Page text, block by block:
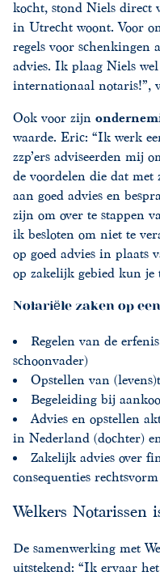
kocht, stond Niels direct
in Utrecht woont. Voor
regels voor schenkingen
advies. Ik plaag Niels
internationaal notaris!”,
Ook voor zijn
waarde. Eric: “Ik werk
zzp’ers adviseerden mij
de voordelen die dat met
aan goed advies en
zijn om over te stappen
ik besloten om niet te
op goed advies in plaats
op zakelijk gebied kun je
Notariële zaken op
Regelen van de
schoonvader)
Opstellen van
Begeleiding bij
Advies en opstellen
in Nederland (dochter)
Zakelijk advies over
consequenties
Welkers Notarissen
De samenwerking met
uitstekend: “Ik ervaar